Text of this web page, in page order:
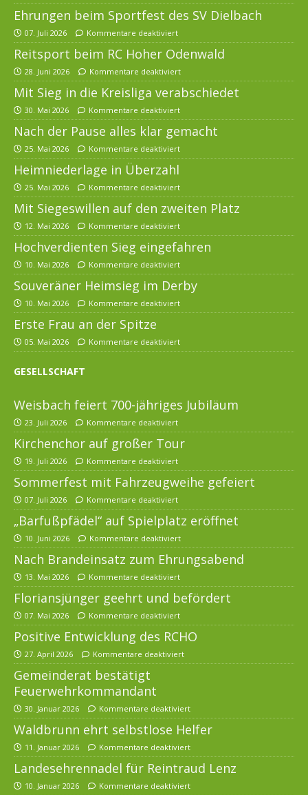
Ehrungen beim Sportfest des SV Dielbach
07. Juli 2026 Kommentare deaktiviert
Reitsport beim RC Hoher Odenwald
28. Juni 2026 Kommentare deaktiviert
Mit Sieg in die Kreisliga verabschiedet
30. Mai 2026 Kommentare deaktiviert
Nach der Pause alles klar gemacht
25. Mai 2026 Kommentare deaktiviert
Heimniederlage in Überzahl
25. Mai 2026 Kommentare deaktiviert
Mit Siegeswillen auf den zweiten Platz
12. Mai 2026 Kommentare deaktiviert
Hochverdienten Sieg eingefahren
10. Mai 2026 Kommentare deaktiviert
Souveräner Heimsieg im Derby
10. Mai 2026 Kommentare deaktiviert
Erste Frau an der Spitze
05. Mai 2026 Kommentare deaktiviert
GESELLSCHAFT
Weisbach feiert 700-jähriges Jubiläum
23. Juli 2026 Kommentare deaktiviert
Kirchenchor auf großer Tour
19. Juli 2026 Kommentare deaktiviert
Sommerfest mit Fahrzeugweihe gefeiert
07. Juli 2026 Kommentare deaktiviert
„Barfußpfädel“ auf Spielplatz eröffnet
10. Juni 2026 Kommentare deaktiviert
Nach Brandeinsatz zum Ehrungsabend
13. Mai 2026 Kommentare deaktiviert
Floriansjünger geehrt und befördert
07. Mai 2026 Kommentare deaktiviert
Positive Entwicklung des RCHO
27. April 2026 Kommentare deaktiviert
Gemeinderat bestätigt
Feuerwehrkommandant
30. Januar 2026 Kommentare deaktiviert
Waldbrunn ehrt selbstlose Helfer
11. Januar 2026 Kommentare deaktiviert
Landesehrennadel für Reintraud Lenz
10. Januar 2026 Kommentare deaktiviert